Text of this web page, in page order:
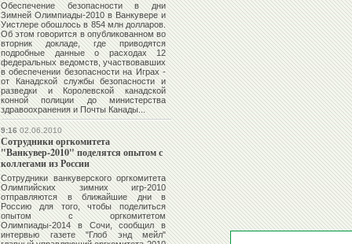
Обеспечение безопасности в дни
Зимней Олимпиады-2010 в Ванкувере и
Уистлере обошлось в 854 млн долларов.
Об этом говорится в опубликованном во
вторник докладе, где приводятся
подробные данные о расходах 12
федеральных ведомств, участвовавших
в обеспечении безопасности на Играх -
от Канадской службы безопасности и
разведки и Королевской канадской
конной полиции до министерства
здравоохранения и Почты Канады...
9:1602.06.2010
Сотрудники оргкомитета
"Ванкувер-2010" поделятся опытом с
коллегами из России
Сотрудники ванкуверского оргкомитета
Олимпийских зимних игр-2010
отправляются в ближайшие дни в
Россию для того, чтобы поделиться
опытом с оргкомитетом
Олимпиады-2014 в Сочи, сообщил в
интервью газете "Глоб энд мейл"